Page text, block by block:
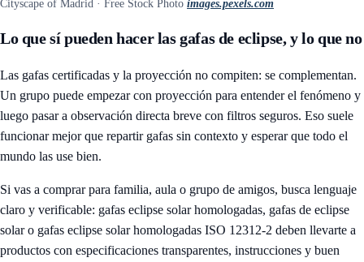
Cityscape of Madrid · Free Stock Photo images.pexels.com
Lo que sí pueden hacer las gafas de eclipse, y lo que no
Las gafas certificadas y la proyección no compiten: se complementan.
Un grupo puede empezar con proyección para entender el fenómeno y
luego pasar a observación directa breve con filtros seguros. Eso suele
funcionar mejor que repartir gafas sin contexto y esperar que todo el
mundo las use bien.
Si vas a comprar para familia, aula o grupo de amigos, busca lenguaje
claro y verificable: gafas eclipse solar homologadas, gafas de eclipse
solar o gafas eclipse solar homologadas ISO 12312-2 deben llevarte a
productos con especificaciones transparentes, instrucciones y buen